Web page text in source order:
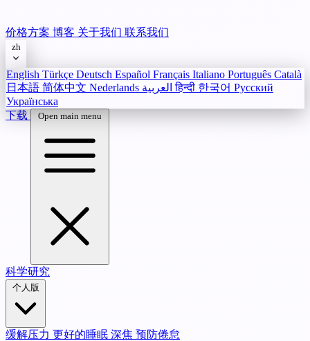
价格方案 博客 关于我们 联系我们
zh
English Türkçe Deutsch Español Français Italiano Português Català
日本語 简体中文 Nederlands العربيةहिन्दी 한국어 Русский
Українська
下载
Open main menu
科学研究
个人版
缓解压力 更好的睡眠 深焦 预防倦怠